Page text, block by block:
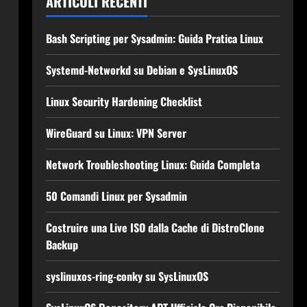
Bash Scripting per Sysadmin: Guida Pratica Linux
Systemd-Networkd su Debian e SysLinuxOS
Linux Security Hardening Checklist
WireGuard su Linux: VPN Server
Network Troubleshooting Linux: Guida Completa
50 Comandi Linux per Sysadmin
Costruire una Live ISO dalla Cache di DistroClone
Backup
syslinuxos-ring-conky su SysLinuxOS